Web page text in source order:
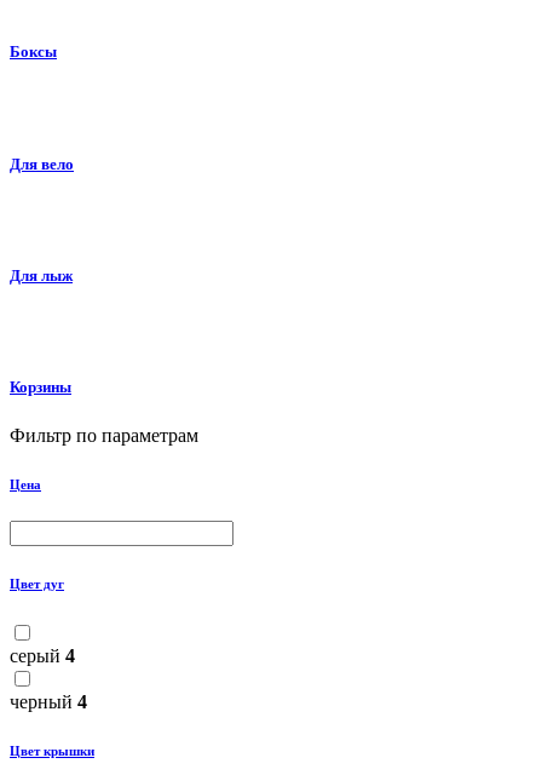
Боксы
Для вело
Для лыж
Корзины
Фильтр по параметрам
Цена
Цвет дуг
серый 4
черный 4
Цвет крышки